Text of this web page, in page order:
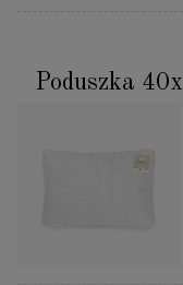
Poduszka